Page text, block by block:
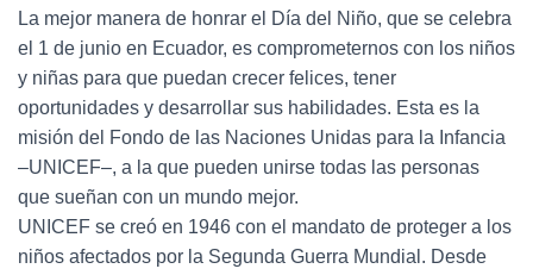
La mejor manera de honrar el Día del Niño, que se celebra
el 1 de junio en Ecuador, es comprometernos con los niños
y niñas para que puedan crecer felices, tener
oportunidades y desarrollar sus habilidades. Esta es la
misión del Fondo de las Naciones Unidas para la Infancia
–UNICEF–, a la que pueden unirse todas las personas
que sueñan con un mundo mejor.
UNICEF se creó en 1946 con el mandato de proteger a los
niños afectados por la Segunda Guerra Mundial. Desde